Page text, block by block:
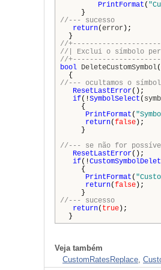
PrintFormat (
}
//--- sucesso
return(error );
}
//
//| Exclui o
//
bool DeleteCustomSymbol(
{
//--- ocultamos o
ResetLastError();
if(!SymbolSelect (
{
PrintFormat (
return(false );
}
//--- se não for
ResetLastError();
if(!
{
PrintFormat (
return(false );
}
//--- sucesso
return( true );
}
Veja também
CustomRatesReplace,